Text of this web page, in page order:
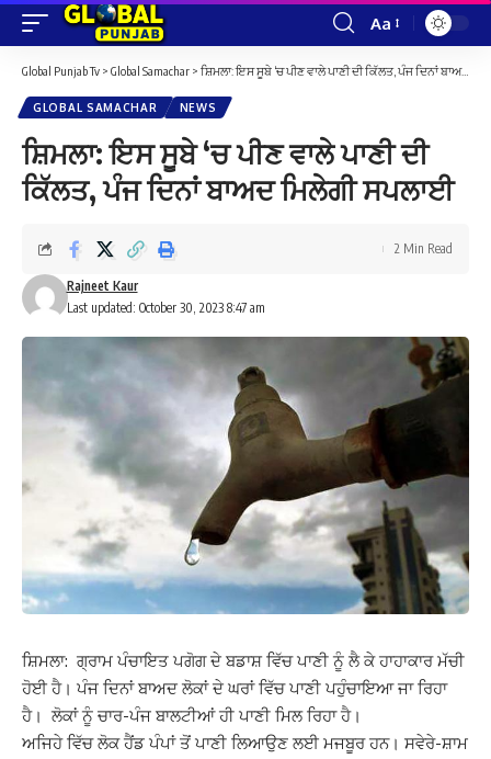
Font
Resizer
Aa
Global Punjab Tv > Global Samachar > ਸ਼ਿਮਲਾ: ਇਸ ਸੂਬੇ ‘ਚ ਪੀਣ ਵਾਲੇ ਪਾਣੀ ਦੀ ਕਿੱਲਤ, ਪੰਜ ਦਿਨਾਂ ਬਾਅਦ ਮਿਲੇਗੀ ਸਪਲਾਈ
GLOBAL SAMACHAR NEWS
ਸ਼ਿਮਲਾ: ਇਸ ਸੂਬੇ ‘ਚ ਪੀਣ ਵਾਲੇ ਪਾਣੀ ਦੀ
ਕਿੱਲਤ, ਪੰਜ ਦਿਨਾਂ ਬਾਅਦ ਮਿਲੇਗੀ ਸਪਲਾਈ
Last updated: October 30, 2023 8:47 am
Rajneet Kaur
2 Min Read
ਸ਼ਿਮਲਾ: ਗ੍ਰਾਮ ਪੰਚਾਇਤ ਪਗੋਗ ਦੇ ਬਡਾਸ਼ ਵਿੱਚ ਪਾਣੀ ਨੂੰ ਲੈ ਕੇ ਹਾਹਾਕਾਰ ਮੱਚੀ
ਹੋਈ ਹੈ। ਪੰਜ ਦਿਨਾਂ ਬਾਅਦ ਲੋਕਾਂ ਦੇ ਘਰਾਂ ਵਿੱਚ ਪਾਣੀ ਪਹੁੰਚਾਇਆ ਜਾ ਰਿਹਾ
ਹੈ। ਲੋਕਾਂ ਨੂੰ ਚਾਰ-ਪੰਜ ਬਾਲਟੀਆਂ ਹੀ ਪਾਣੀ ਮਿਲ ਰਿਹਾ ਹੈ।
ਅਜਿਹੇ ਵਿੱਚ ਲੋਕ ਹੈਂਡ ਪੰਪਾਂ ਤੋਂ ਪਾਣੀ ਲਿਆਉਣ ਲਈ ਮਜਬੂਰ ਹਨ। ਸਵੇਰੇ-ਸ਼ਾਮ